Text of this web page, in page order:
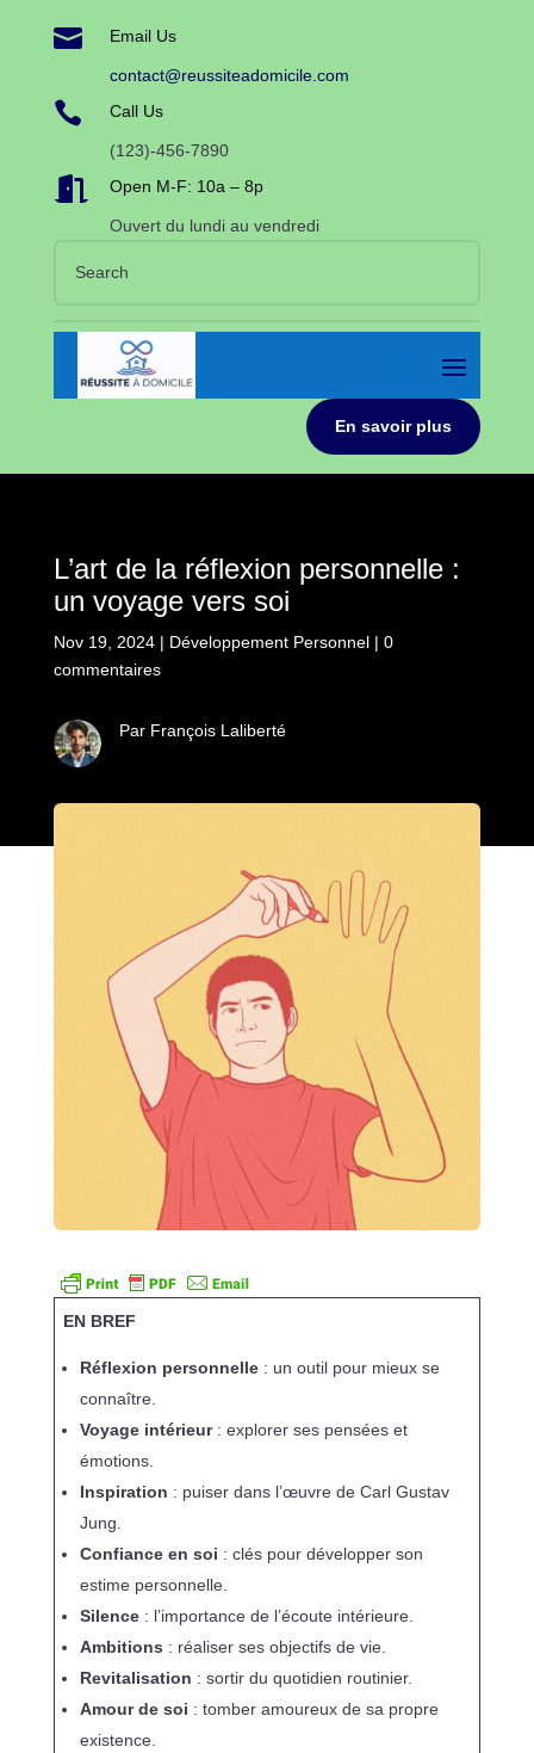
 Email Us
contact@reussiteadomicile.com
 Call Us
(123)-456-7890
 Open M-F: 10a – 8p
Ouvert du lundi au vendredi
En savoir plus
L’art de la réflexion personnelle :
un voyage vers soi
Nov 19, 2024| Développement Personnel| 0
commentaires
Par François Laliberté
EN BREF
Réflexion personnelle: un outil pour mieux se
connaître.
Voyage intérieur: explorer ses pensées et
émotions.
Inspiration : puiser dans l’œuvre de Carl Gustav
Jung.
Confiance en soi : clés pour développer son
estime personnelle.
Silence: l’importance de l’écoute intérieure.
Ambitions : réaliser ses objectifs de vie.
Revitalisation : sortir du quotidien routinier.
Amour de soi : tomber amoureux de sa propre
existence.